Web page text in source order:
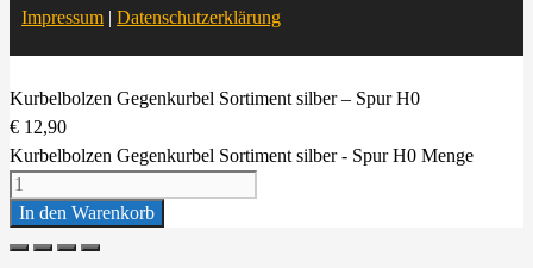
Impressum | Datenschutzerklärung
Kurbelbolzen Gegenkurbel Sortiment silber – Spur H0
€ 12,90
Kurbelbolzen Gegenkurbel Sortiment silber - Spur H0 Menge
In den Warenkorb